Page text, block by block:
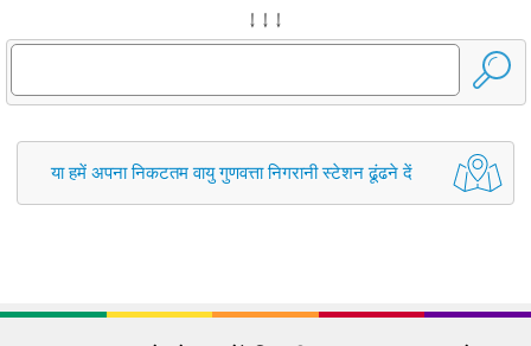
↓ ↓ ↓
या हमें अपना निकटतम वायु गुणवत्ता निगरानी स्टेशन ढूंढने दें